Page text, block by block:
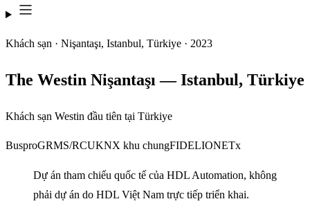
Khách sạn · Nişantaşı, Istanbul, Türkiye · 2023
The Westin Nişantaşı — Istanbul, Türkiye
Khách sạn Westin đầu tiên tại Türkiye
BusproGRMS/RCUKNX khu chungFIDELIONETx
Dự án tham chiếu quốc tế của HDL Automation, không
phải dự án do HDL Việt Nam trực tiếp triển khai.